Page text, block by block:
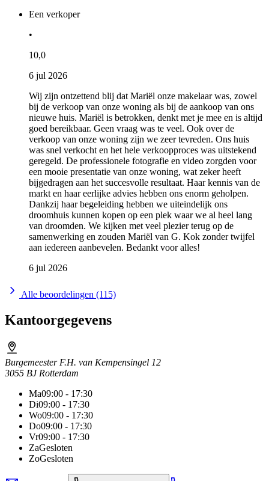
Een verkoper
•
10,0
6 jul 2026
Wij zijn ontzettend blij dat Mariël onze makelaar was, zowel
bij de verkoop van onze woning als bij de aankoop van ons
nieuwe huis. Mariël is betrokken, denkt met je mee en is altijd
goed bereikbaar. Geen vraag was te veel. Ook over de
verkoop van onze woning zijn we zeer tevreden. Ons huis
was snel verkocht en het hele verkoopproces was uitstekend
geregeld. De professionele fotografie en video zorgden voor
een mooie presentatie van onze woning, wat zeker heeft
bijgedragen aan het succesvolle resultaat. Haar kennis van de
markt en haar eerlijke advies hebben ons enorm geholpen.
Dankzij haar begeleiding hebben we uiteindelijk ons
droomhuis kunnen kopen op een plek waar we al heel lang
van droomden. We kijken met veel plezier terug op de
samenwerking en zouden Mariël van G. Kok zonder twijfel
aan iedereen aanbevelen. Bedankt voor alles!
6 jul 2026
Alle beoordelingen (115)
Kantoorgegevens
Burgemeester F.H. van Kempensingel 12
3055 BJ Rotterdam
Ma09:00 - 17:30
Di09:00 - 17:30
Wo09:00 - 17:30
Do09:00 - 17:30
Vr09:00 - 17:30
ZaGesloten
ZoGesloten